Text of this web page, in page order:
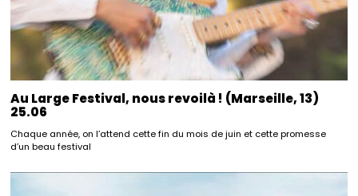
Au Large Festival, nous revoilà ! (Marseille, 13)
25.06
Chaque année, on l’attend cette fin du mois de juin et cette promesse
d’un beau festival